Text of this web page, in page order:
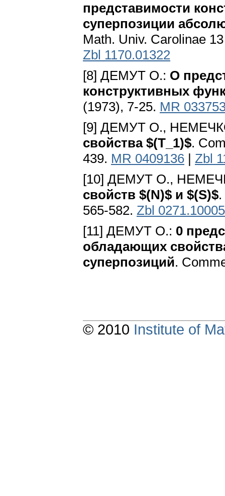
представимости
суперпозиции
Math. Univ. Carolinae
Zbl 1170.01322
[8] ДЕМУТ O.: О
конструктивных
(1973), 7-25. MR
[9] ДЕМУТ О.,
свойства $(Т_1)$.
439. MR 0409136 | Zbl
[10] ДЕМУТ О.,
свойств $(N)$ и $(S)$
565-582. Zbl 0271.10005
[11] ДЕМУТ O.: 0
обладающих
суперпозиций.
© 2010 Institute of